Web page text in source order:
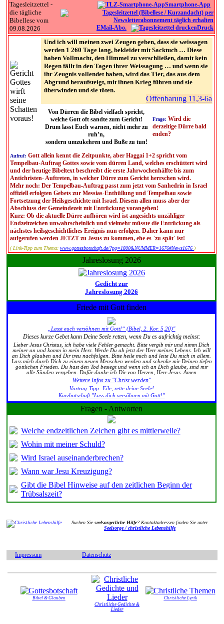
Tagesleitzettel -
die tägliche
Bibellese vom
09.08.2026
Smartphone-App
EMail-Abo. Druck
Und ich will meinen zwei Zeugen geben, dass sie weissagen
werden 1 260 Tage lang, bekleidet mit Sacktuch … Diese
haben Vollmacht, den Himmel zu verschließen, damit kein
Regen fällt in den Tagen ihrer Weissagung … und wenn sie
ihr Zeugnis vollendet haben, wird das Tier, das aus dem
Abgrund heraufsteigt, mit ihnen Krieg führen und sie
überwinden und sie töten.
Offenbarung 11,3-6a
Von Dürren die Bibel vielfach spricht,
welche Gott oft sandte zum Gericht!
Drum lasst Euch warnen, nicht mehr zu
ruh’n,
sondern umzukehren und Buße zu tun!
Frage: Wird die
derzeitige Dürre bald
enden?
Aufruf: Gott allein kennt die Zeitpunkte, aber Haggai 1+2 spricht vom
Tempelbau-Auftrag Gottes sowie vom dürren Land, welches erschüttert wird
und der heutige Bibeltext beschreibt die erste Jahrwochenhälfte bis zum
Antichristen- Auftreten, in welcher Dürre zum Gericht herrschen wird.
Mehr noch: Der Tempelbau-Auftrag passt zum jetzt vom Sanhedrin in Israel
offiziell erfolgten Gebets zur Messias-Enthüllung und Tempelbau sowie
Fortsetzung der Heilsgeschichte mit Israel. Diesem allen muss aber der
Abschluss der Gemeindezeit mit Entrückung vorangehen!
Kurz: Ob die aktuelle Dürre aufhören wird ist angesichts unzähliger
Endzeitzeichen unwahrscheinlich und vielmehr müsste die Entrückung als
nächstes heilsgeschichtliches Ereignis nun erfolgen. Daher kann nur
aufgerufen werden JETZT zu Jesus zu kommen, ehe es `zu spät` ist!
( Link-Tipp zum Thema: www.gottesbotschaft.de/?pg=1800&NUMMER=1676#News1676 )
Jahreslosung 2026
Gedicht zur
Jahreslosung 2026
Friede mit Gott finden
„Lasst euch versöhnen mit Gott!“ (Bibel, 2. Kor. 5,20)"
Dieses kurze Gebet kann Deine Seele retten, wenn Du es aufrichtig meinst:
Lieber Jesus Christus, ich habe viele Fehler gemacht. Bitte vergib mir und nimm Dich
meiner an und komm in mein Herz. Werde Du ab jetzt der Herr meines Lebens. Ich will
an Dich glauben und Dir treu nachfolgen. Bitte heile mich und leite Du mich in allem.
Lass mich durch Dich zu einem neuen Menschen werden und schenke mir Deinen tiefen
göttlichen Frieden. Du hast den Tod besiegt und wenn ich an Dich glaube, sind mir
alle Sünden vergeben. Dafür danke ich Dir von Herzen, Herr Jesus. Amen
Weitere Infos zu "Christ werden"
Vortrag-Tipp: Eile, rette deine Seele!
Kurzbotschaft "Lass dich versöhnen mit Gott!"
Fragen - Antworten
Welche endzeitlichen Zeichen gibt es mittlerweile?
Wohin mit meiner Schuld?
Wird Israel auseinanderbrechen?
Wann war Jesu Kreuzigung?
Gibt die Bibel Hinweise auf den zeitlichen Beginn der
Trübsalszeit?
Suchen Sieseelsorgerliche Hilfe? Kontaktadressen finden Sie unter
Seelsorge / christliche Lebenshilfe
Impressum Datenschutz
Bibel & Glauben
Christliche Gedichte &
Lieder
Christliche Lyrik